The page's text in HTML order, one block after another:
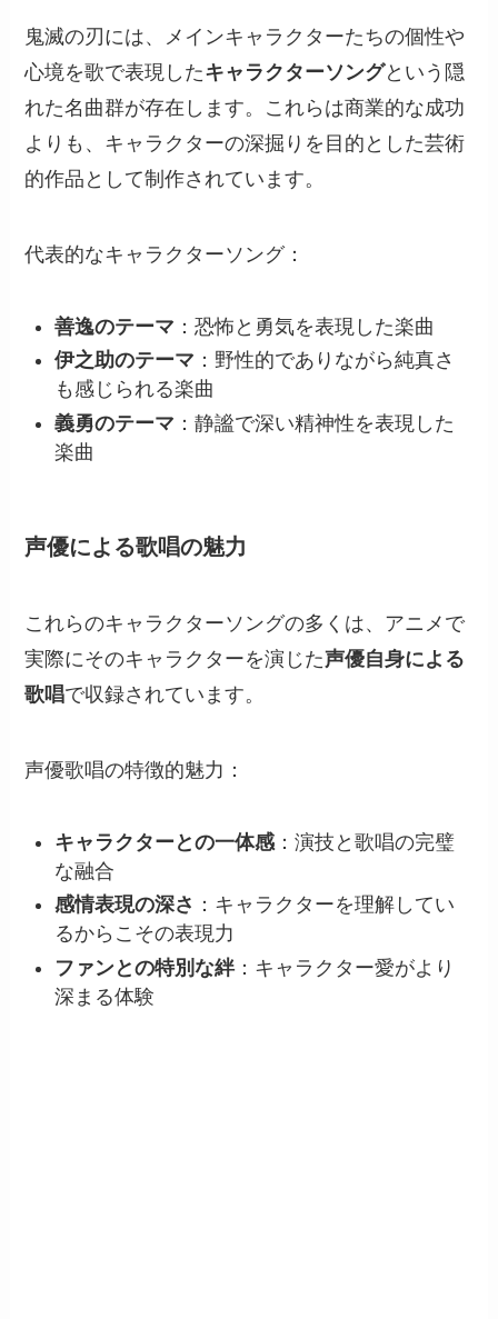
鬼滅の刃には、メインキャラクターたちの個性や
心境を歌で表現したキャラクターソングという隠
れた名曲群が存在します。これらは商業的な成功
よりも、キャラクターの深掘りを目的とした芸術
的作品として制作されています。
代表的なキャラクターソング：
善逸のテーマ ：恐怖と勇気を表現した楽曲
伊之助のテーマ ：野性的でありながら純真さ
も感じられる楽曲
義勇のテーマ ：静謐で深い精神性を表現した
楽曲
声優による歌唱の魅力
これらのキャラクターソングの多くは、アニメで
実際にそのキャラクターを演じた声優自身による
歌唱で収録されています。
声優歌唱の特徴的魅力：
キャラクターとの一体感 ：演技と歌唱の完璧
な融合
感情表現の深さ ：キャラクターを理解してい
るからこその表現力
ファンとの特別な絆：キャラクター愛がより
深まる体験